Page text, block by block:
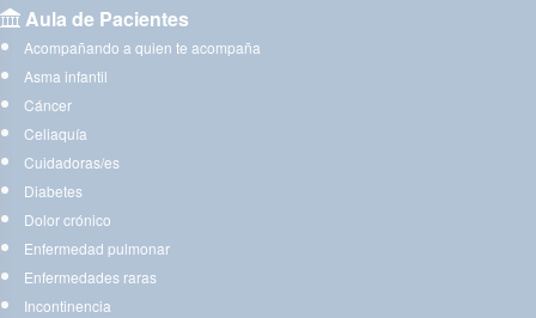
Aula de Pacientes
Acompañando a quien te acompaña
Asma infantil
Cáncer
Celiaquía
Cuidadoras/es
Diabetes
Dolor crónico
Enfermedad pulmonar
Enfermedades raras
Incontinencia